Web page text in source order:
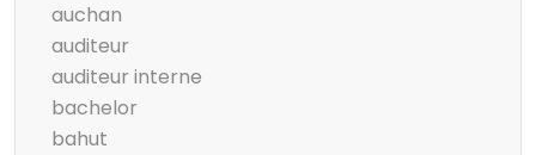
auchan
auditeur
auditeur interne
bachelor
bahut